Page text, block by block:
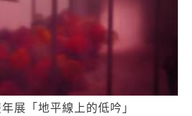
展「地平線上的低吟」